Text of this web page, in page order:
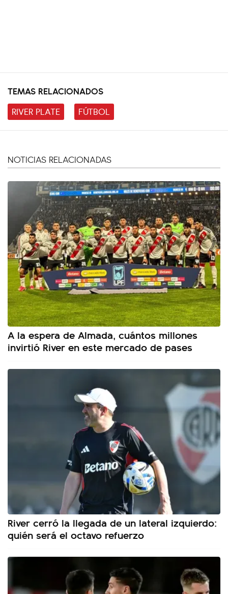
TEMAS RELACIONADOS
RIVER PLATE
FÚTBOL
NOTICIAS RELACIONADAS
A la espera de Almada, cuántos millones
invirtió River en este mercado de pases
River cerró la llegada de un lateral izquierdo:
quién será el octavo refuerzo